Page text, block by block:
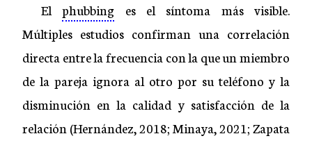
Elphubbing es el síntoma más visible.
Múltiples estudios confirman una correlación
directa entre la frecuencia con la que un miembro
de la pareja ignora al otro por su teléfono y la
disminución en la calidad y satisfacción de la
relación (Hernández, 2018; Minaya, 2021; Zapata